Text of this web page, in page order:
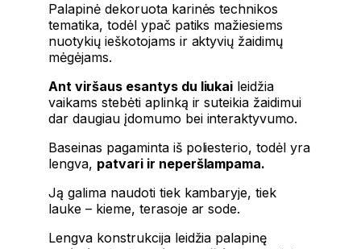
Palapinė dekoruota karinės technikos
tematika, todėl ypač patiks mažiesiems
nuotykių ieškotojams ir aktyvių žaidimų
mėgėjams.
Ant viršaus esantys du liukai leidžia
vaikams stebėti aplinką ir suteikia žaidimui
dar daugiau įdomumo bei interaktyvumo.
Baseinas pagaminta iš poliesterio, todėl yra
lengva, patvari ir neperšlampama.
Ją galima naudoti tiek kambaryje, tiek
lauke – kieme, terasoje ar sode.
Lengva konstrukcija leidžia palapinę